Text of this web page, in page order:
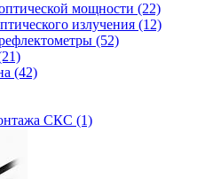
мощности (22)
излучения (12)
(52)
(42)
СКС (1)